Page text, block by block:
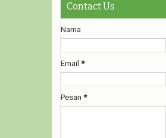
Contact Us
Nama
Email *
Pesan *